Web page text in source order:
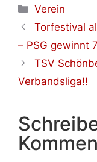
Kategorien
Verein
Torfestival
– PSG gewinnt
TSV
Verbandsliga!!